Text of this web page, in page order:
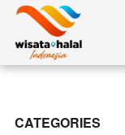
CATEGORIES